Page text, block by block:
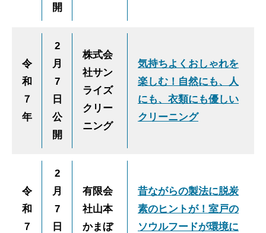
開
令
和
７
年
2
月
7
日
公
開
株式会
社サン
ライズ
クリー
ニング
気持ちよくおしゃれを
楽しむ！自然にも、人
にも、衣類にも優しい
クリーニング
令
和
７
2
月
7
日
有限会
社山本
かまぼ
昔ながらの製法に脱炭
素のヒントが！室戸の
ソウルフードが環境に